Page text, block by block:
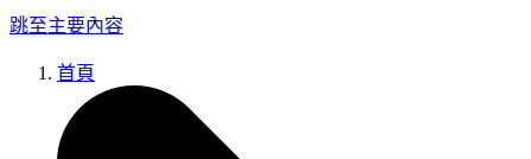
跳至主要內容
首頁